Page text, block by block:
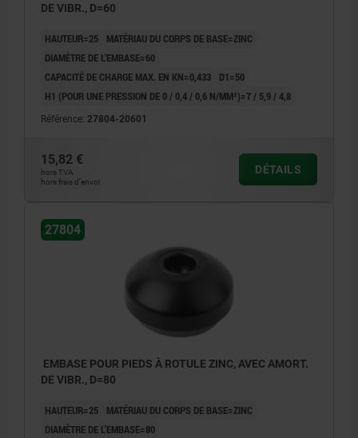
DE VIBR., D=60
HAUTEUR=25
MATÉRIAU DU CORPS DE BASE=ZINC
DIAMÈTRE DE L'EMBASE=60
CAPACITÉ DE CHARGE MAX. EN KN=0,433
D1=50
H1 (POUR UNE PRESSION DE 0 / 0,4 / 0,6 N/MM²)=7 / 5,9 / 4,8
Référence: 27804-20601
15,82 €
hors TVA
hors frais d’envoi
DÉTAILS
27804
EMBASE POUR PIEDS À ROTULE ZINC, AVEC AMORT.
DE VIBR., D=80
HAUTEUR=25
MATÉRIAU DU CORPS DE BASE=ZINC
DIAMÈTRE DE L'EMBASE=80